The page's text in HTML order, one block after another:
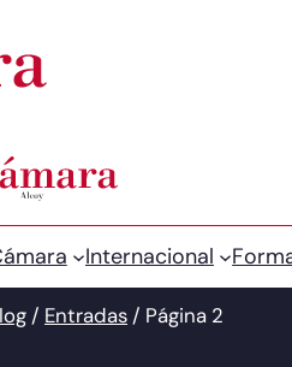
Internacional
/ Entradas / Página 2